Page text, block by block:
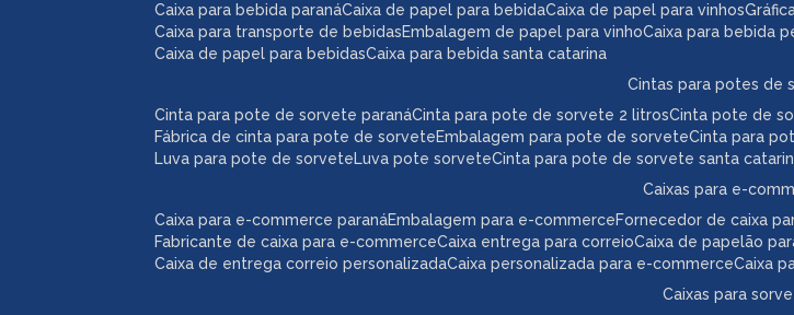
caixa de papel para bebida
caixa de papel para vinhos
caixa para transporte de bebidas embalagem de papel para vinho caixa para bebida
caixa de papel para bebidas caixa para bebida santa catarina
caixa para bebida paraná
caixas para e-
embalagem para e-commerce fornecedor de caixa
caixa entrega para correio
caixa de papelão
caixa de entrega correio personalizada
fabricante de caixa para e-commerce
caixa personalizada para e-commerce
caixa
caixa para e-commerce paraná
caixas para
cintas para potes de
cinta para pote de sorvete 2 litros
cinta pote de
embalagem para pote de sorvete
cinta para
luva para pote de sorvete
fábrica de cinta para pote de sorvete
luva pote sorvete
cinta para pote de sorvete santa
cinta para pote de sorvete paraná